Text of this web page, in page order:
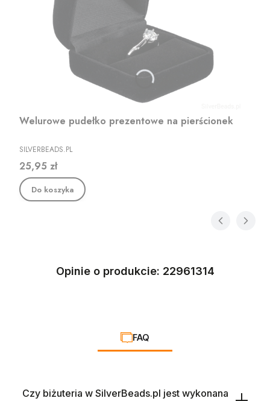
Welurowe pudełko prezentowe na pierścionek
PRODUCENT
SILVERBEADS.PL
Cena
25,95 zł
Do koszyka
Opinie o produkcie: 22961314
FAQ
Czy biżuteria w SilverBeads.pl jest wykonana